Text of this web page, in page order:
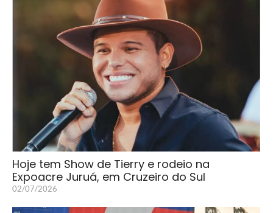
Hoje tem Show de Tierry e rodeio na
Expoacre Juruá, em Cruzeiro do Sul
02/07/2026